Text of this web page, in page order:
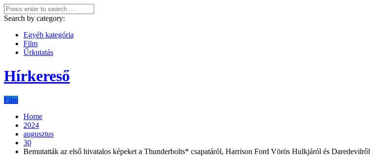
Search by category:
Egyéb kategória
Film
Űrkutatás
Hírkereső
Film
Home
2024
augusztus
30
Bemutatták az első hivatalos képeket a Thunderbolts* csapatáról, Harrison Ford Vörös Hulkjáról és Daredevilről